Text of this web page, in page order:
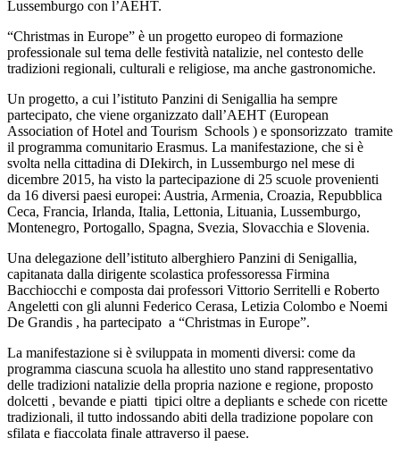
Lussemburgo con l’AEHT.
“Christmas in Europe” è un progetto europeo di formazione
professionale sul tema delle festività natalizie, nel contesto delle
tradizioni regionali, culturali e religiose, ma anche gastronomiche.
Un progetto, a cui l’istituto Panzini di Senigallia ha sempre
partecipato, che viene organizzato dall’AEHT (European
Association of Hotel and Tourism Schools ) e sponsorizzato tramite
il programma comunitario Erasmus. La manifestazione, che si è
svolta nella cittadina di DIekirch, in Lussemburgo nel mese di
dicembre 2015, ha visto la partecipazione di 25 scuole provenienti
da 16 diversi paesi europei: Austria, Armenia, Croazia, Repubblica
Ceca, Francia, Irlanda, Italia, Lettonia, Lituania, Lussemburgo,
Montenegro, Portogallo, Spagna, Svezia, Slovacchia e Slovenia.
Una delegazione dell’istituto alberghiero Panzini di Senigallia,
capitanata dalla dirigente scolastica professoressa Firmina
Bacchiocchi e composta dai professori Vittorio Serritelli e Roberto
Angeletti con gli alunni Federico Cerasa, Letizia Colombo e Noemi
De Grandis , ha partecipato a “Christmas in Europe”.
La manifestazione si è sviluppata in momenti diversi: come da
programma ciascuna scuola ha allestito uno stand rappresentativo
delle tradizioni natalizie della propria nazione e regione, proposto
dolcetti , bevande e piatti tipici oltre a depliants e schede con ricette
tradizionali, il tutto indossando abiti della tradizione popolare con
sfilata e fiaccolata finale attraverso il paese.